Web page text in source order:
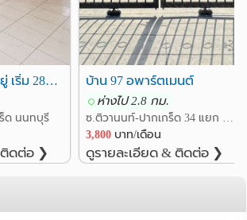
ห้องแอร์ พร้อมอยู่ เริ่ม 2800฿ เมืองทองธานี P2,T2,T11 ใกล้ คอสโม้ รร.เซนฟรัง ม.ศิลปากร ตึก commando
ด นนทบุรี
ติดต่อ ❯
บ้าน 97 อพาร์ตเมนต์
ห่างไป 2.8 กม.
3,800 บาท/เดือน
ดูรายละเอียด & ติดต่อ ❯